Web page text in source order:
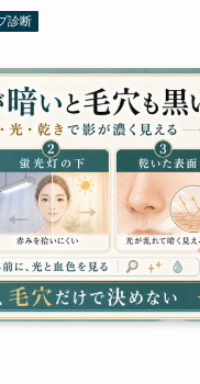
診断